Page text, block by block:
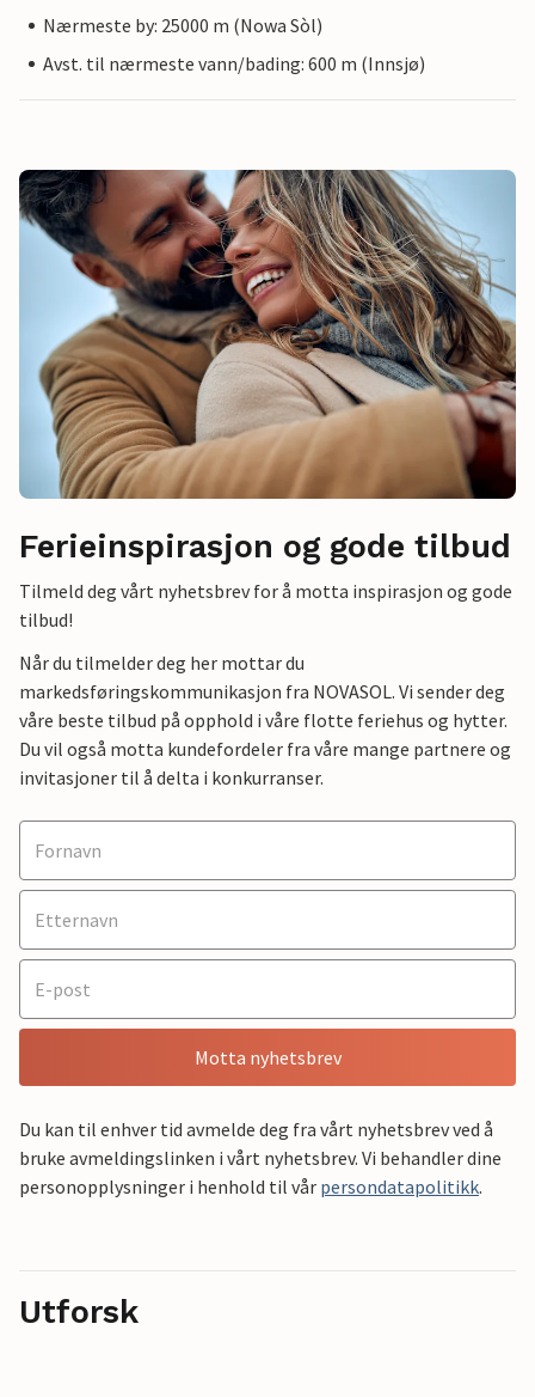
Nærmeste by: 25000 m (Nowa Sòl)
Avst. til nærmeste vann/bading: 600 m (Innsjø)
Ferieinspirasjon og gode tilbud
Tilmeld deg vårt nyhetsbrev for å motta inspirasjon og gode
tilbud!
Når du tilmelder deg her mottar du
markedsføringskommunikasjon fra NOVASOL. Vi sender deg
våre beste tilbud på opphold i våre flotte feriehus og hytter.
Du vil også motta kundefordeler fra våre mange partnere og
invitasjoner til å delta i konkurranser.
Motta nyhetsbrev
Du kan til enhver tid avmelde deg fra vårt nyhetsbrev ved å
bruke avmeldingslinken i vårt nyhetsbrev. Vi behandler dine
personopplysninger i henhold til vår persondatapolitikk.
Utforsk